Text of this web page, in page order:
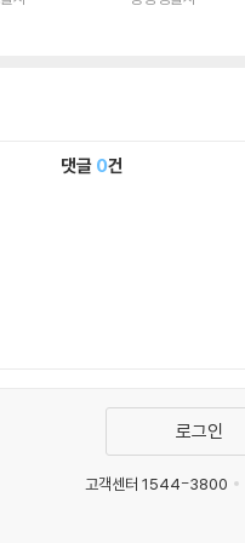
댓글 0건
로그인
고객센터 1544-3800